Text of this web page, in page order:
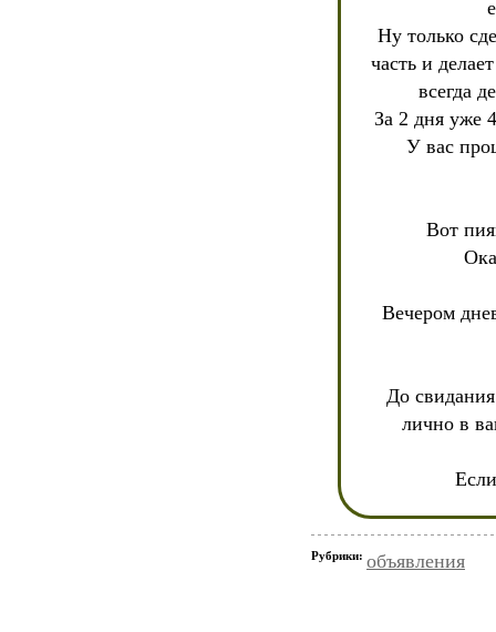
Ну только
часть и
За 2 дня уже
У вас
Вот
Вечером
До
лично в
Рубрики: объявления